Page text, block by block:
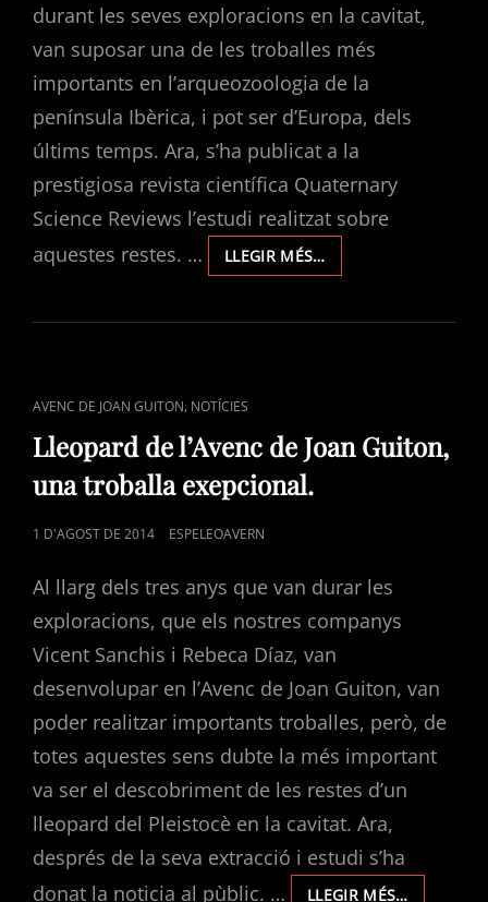
durant les seves exploracions en la cavitat,
van suposar una de les troballes més
importants en l’arqueozoologia de la
península Ibèrica, i pot ser d’Europa, dels
últims temps. Ara, s’ha publicat a la
prestigiosa revista científica Quaternary
Science Reviews l’estudi realitzat sobre
aquestes restes. …
LLEGIR MÉS…LLEOPARD
DE
DE
L’ESTUDI
REALITZAT
CAT
LINKS
AVENC DE JOAN GUITON, NOTÍCIES
Lleopard de l’Avenc de Joan Guiton,
una troballa exepcional.
POSTED
1 D'AGOST DE 2014 ESPELEOAVERN
Al llarg dels tres anys que van durar les
exploracions, que els nostres companys
Vicent Sanchis i Rebeca Díaz, van
desenvolupar en l’Avenc de Joan Guiton, van
poder realitzar importants troballes, però, de
totes aquestes sens dubte la més important
va ser el descobriment de les restes d’un
lleopard del Pleistocè en la cavitat. Ara,
després de la seva extracció i estudi s’ha
donat la noticia al pùblic. …
LLEGIR MÉS…LLEOPARD